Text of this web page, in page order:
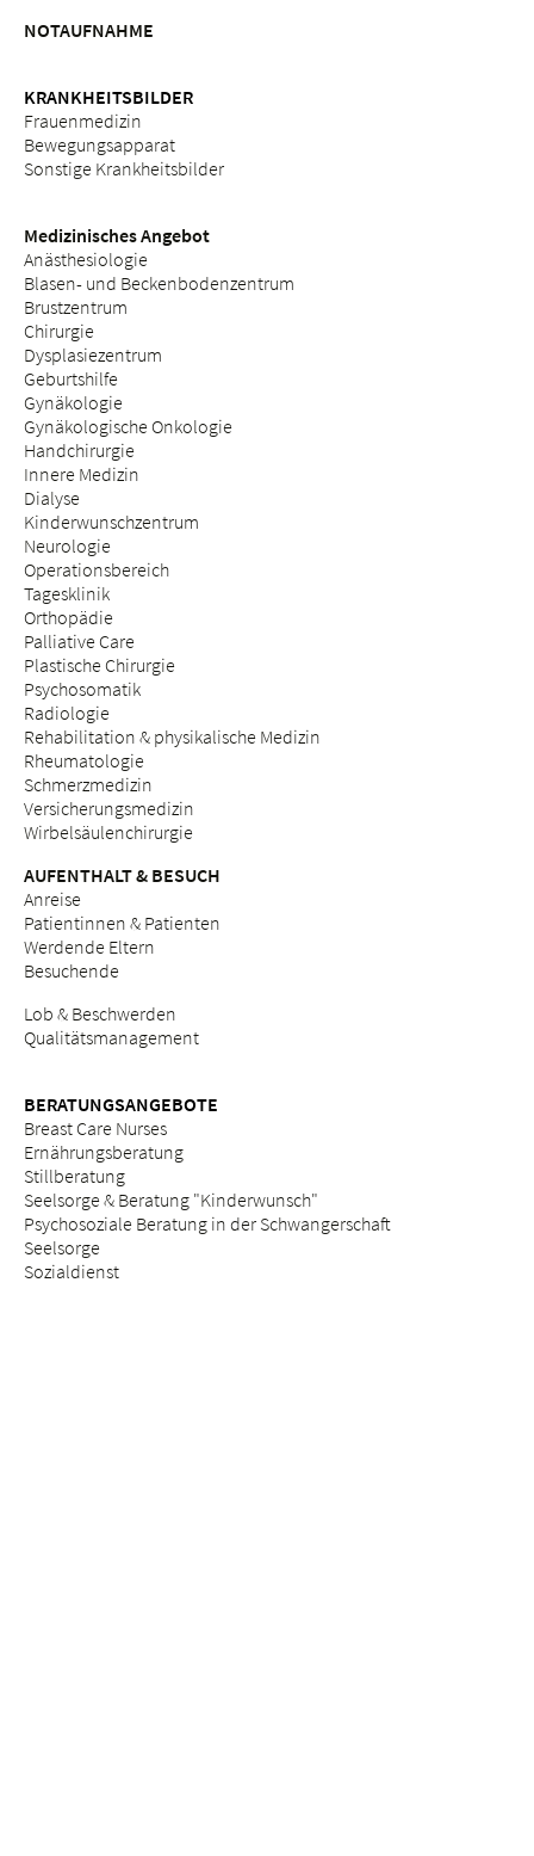
NOTAUFNAHME
KRANKHEITSBILDER
Frauenmedizin
Bewegungsapparat
Sonstige Krankheitsbilder
Medizinisches Angebot
Anästhesiologie
Blasen- und Beckenbodenzentrum
Brustzentrum
Chirurgie
Dysplasiezentrum
Geburtshilfe
Gynäkologie
Gynäkologische Onkologie
Handchirurgie
Innere Medizin
Dialyse
Kinderwunschzentrum
Neurologie
Operationsbereich
Tagesklinik
Orthopädie
Palliative Care
Plastische Chirurgie
Psychosomatik
Radiologie
Rehabilitation & physikalische Medizin
Rheumatologie
Schmerzmedizin
Versicherungsmedizin
Wirbelsäulenchirurgie
AUFENTHALT & BESUCH
Anreise
Patientinnen & Patienten
Werdende Eltern
Besuchende
Lob & Beschwerden
Qualitätsmanagement
BERATUNGSANGEBOTE
Breast Care Nurses
Ernährungsberatung
Stillberatung
Seelsorge & Beratung "Kinderwunsch"
Psychosoziale Beratung in der Schwangerschaft
Seelsorge
Sozialdienst